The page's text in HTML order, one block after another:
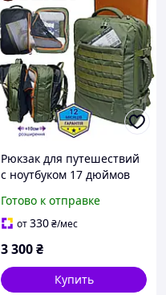
Рюкзак для путешествий
с ноутбуком 17 дюймов
увеличением объема
ручная кладь в самолет
Готово к отправке
от330₴/мес
3 300₴
Купить